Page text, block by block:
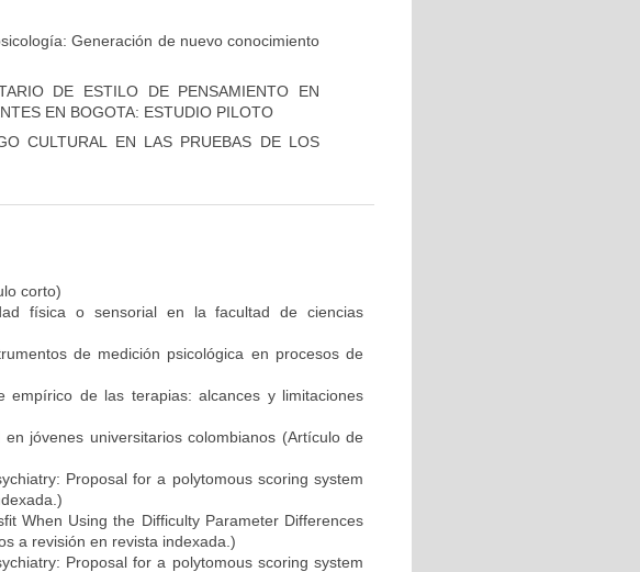
Generación de nuevo conocimiento
DE ESTILO DE PENSAMIENTO EN
EN BOGOTA: ESTUDIO PILOTO
CULTURAL EN LAS PRUEBAS DE LOS
corto)
física o sensorial en la facultad de ciencias
de medición psicológica en procesos de
empírico de las terapias: alcances y limitaciones
jóvenes universitarios colombianos (Artículo de
Proposal for a polytomous scoring system
When Using the Difficulty Parameter Differences
a revisión en revista indexada.)
Proposal for a polytomous scoring system